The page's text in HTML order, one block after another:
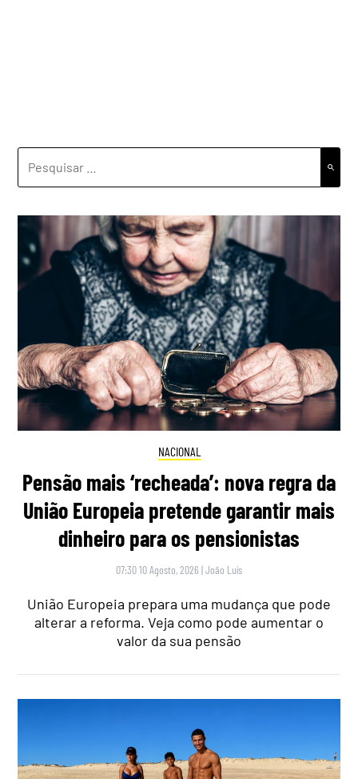
POR:
NACIONAL
Pensão mais ‘recheada’: nova regra da
União Europeia pretende garantir mais
dinheiro para os pensionistas
07:30 10 Agosto, 2026 |João Luís
União Europeia prepara uma mudança que pode
alterar a reforma. Veja como pode aumentar o
valor da sua pensão